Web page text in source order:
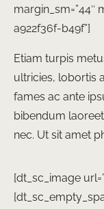
margin_sm=”44″
a922f36f-b49f”]
Etiam turpis
ultricies, lobortis
fames ac ante
bibendum
nec. Ut sit amet
[dt_sc_image